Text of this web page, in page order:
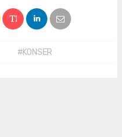
#KONSER